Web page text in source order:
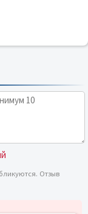
Отзыв